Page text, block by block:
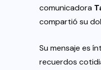
comunicadora
compartió su
Su mensaje es
recuerdos